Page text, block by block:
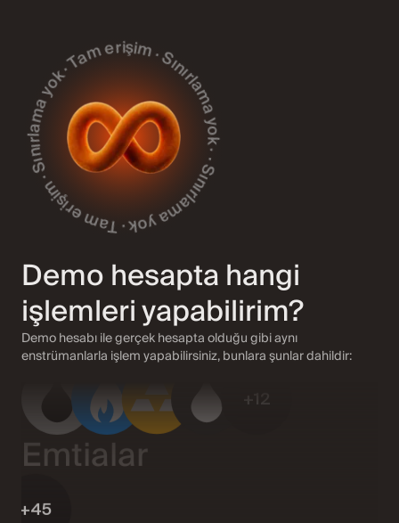
yok · Tam erişim · Sınırlama yok · Tam erişim · Sınırlama yok · Tam erişim
Demo hesapta hangi
işlemleri yapabilirim?
Demo hesabı ile gerçek hesapta olduğu gibi aynı
enstrümanlarla işlem yapabilirsiniz, bunlara şunlar dahildir:
Kripto
+29
ETF'ler
Emtialar